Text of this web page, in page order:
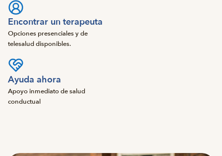
Encontrar un terapeuta
Opciones presenciales y de
telesalud disponibles.
Ayuda ahora
Apoyo inmediato de salud
conductual